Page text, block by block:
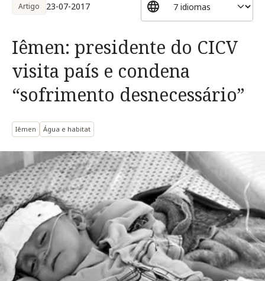
Artigo 23-07-2017
Iêmen: presidente do CICV
visita país e condena
“sofrimento desnecessário”
Iêmen Água e habitat